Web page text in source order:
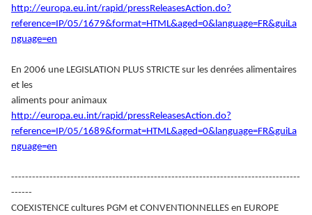
http://europa.eu.int/rapid/pressReleasesAction.do?
reference=IP/05/1679&format=HTML&aged=0&language=FR&guiLa
nguage=en
En 2006 une LEGISLATION PLUS STRICTE sur les denrées alimentaires
et les
aliments pour animaux
http://europa.eu.int/rapid/pressReleasesAction.do?
reference=IP/05/1689&format=HTML&aged=0&language=FR&guiLa
nguage=en
-----------------------------------------------------------------------------------
------
COEXISTENCE cultures PGM et CONVENTIONNELLES en EUROPE